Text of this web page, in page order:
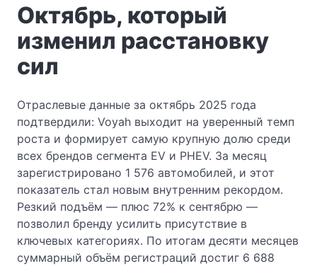
Октябрь, который
изменил расстановку
сил
Отраслевые данные за октябрь 2025 года
подтвердили: Voyah выходит на уверенный темп
роста и формирует самую крупную долю среди
всех брендов сегмента EV и PHEV. За месяц
зарегистрировано 1 576 автомобилей, и этот
показатель стал новым внутренним рекордом.
Резкий подъём — плюс 72% к сентябрю —
позволил бренду усилить присутствие в
ключевых категориях. По итогам десяти месяцев
суммарный объём регистраций достиг 6 688